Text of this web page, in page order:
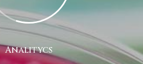
Analitycs